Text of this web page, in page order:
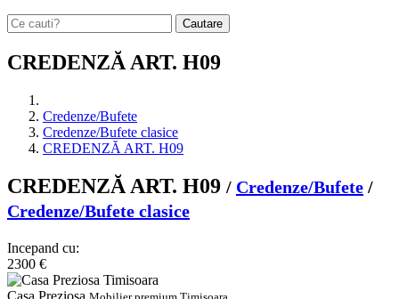
Cautare
CREDENZĂ ART. H09
Credenze/Bufete
Credenze/Bufete clasice
CREDENZĂ ART. H09
CREDENZĂ ART. H09 / Credenze/Bufete /
Credenze/Bufete clasice
Incepand cu:
2300 €
Casa Preziosa